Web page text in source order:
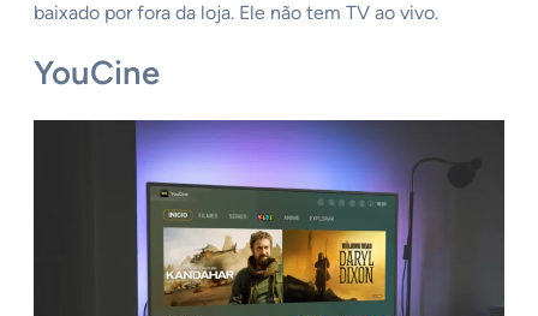
baixado por fora da loja. Ele não tem TV ao vivo.
YouCine